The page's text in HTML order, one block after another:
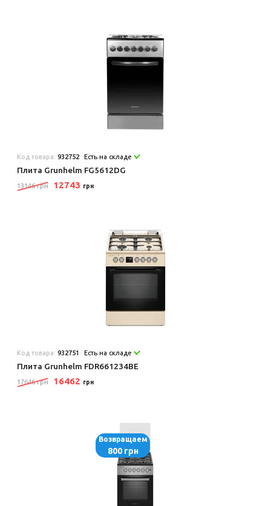
Код товара:932752 Есть на складе
Плита Grunhelm FG5612DG
13146 грн 12743 грн
Код товара:932751 Есть на складе
Плита Grunhelm FDR661234BE
17646 грн 16462 грн
Возвращаем
800 грн